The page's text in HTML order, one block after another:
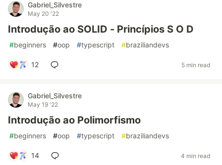
Gabriel_Silvestre
May 20 '22
Introdução ao SOLID - Princípios S O D
#beginners #oop #typescript #braziliandevs
12 5 min read
Gabriel_Silvestre
May 19 '22
Introdução ao Polimorfismo
#beginners #oop #typescript #braziliandevs
14 4 min read